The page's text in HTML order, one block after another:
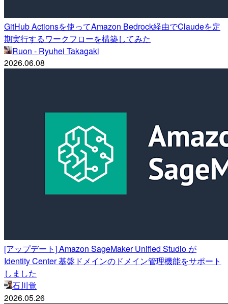
GitHub Actionsを使ってAmazon Bedrock経由でClaudeを定
期実行するワークフローを構築してみた
Ruon - Ryuhei Takagaki
2026.06.08
[アップデート] Amazon SageMaker Unified Studio が
Identity Center 基盤ドメインのドメイン管理機能をサポート
しました
石川覚
2026.05.26